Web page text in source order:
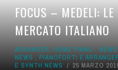
FOCUS – MEDELI:
MERCATO ITALIANO
ARRANGER, HOME PIANO , NEWS
NEWS , PIANOFORTI E
E SYNTH NEWS
25 MARZO